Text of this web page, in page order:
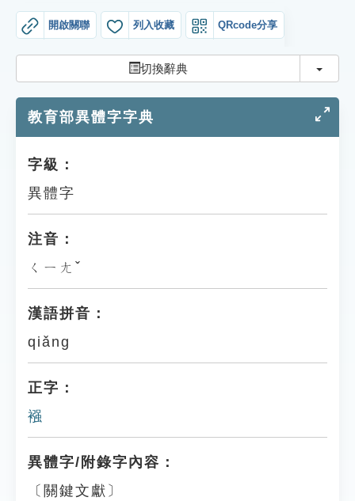
貓頭鷹博士
開啟關聯 列入收藏 QRcode分享
切換辭典 切換
教育部異體字字典
字級：
異體字
注音：
ㄑㄧㄤˇ
漢語拼音：
qiǎng
正字：
襁
異體字/附錄字內容：
〔關鍵文獻〕